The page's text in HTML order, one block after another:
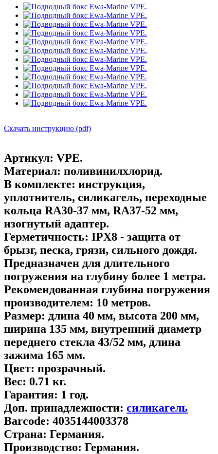
Скачать инструкцию (pdf)
Артикул: VPE.
Материал: поливинилхлорид.
В комплекте: инструкция,
уплотнитель, силикагель, переходные
кольца RA30-37 мм, RA37-52 мм,
изогнутый адаптер.
Герметичность: IPХ8 - защита от
брызг, песка, грязи, сильного дождя.
Предназначен для длительного
погружения на глубину более 1 метра.
Рекомендованная глубина погружения
производителем: 10 метров.
Размер: длина 40 мм, высота 200 мм,
ширина 135 мм, внутренний диаметр
переднего стекла 43/52 мм, длина
зажима 165 мм.
Цвет: прозрачный.
Вес: 0.71 кг.
Гарантия: 1 год.
Доп. принадлежности: cиликагель
Barcode: 4035144003378
Страна: Германия.
Производство: Германия.